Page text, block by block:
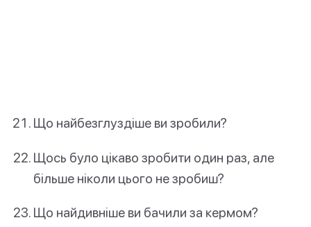
Що найбезглуздіше ви зробили?
Щось було цікаво зробити один раз, але
більше ніколи цього не зробиш?
Що найдивніше ви бачили за кермом?